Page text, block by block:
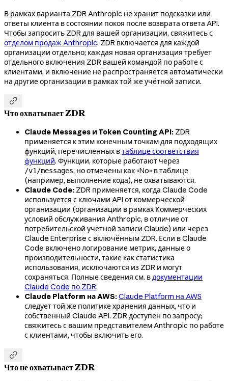
В рамках варианта ZDR Anthropic не хранит подсказки или
ответы клиента в состоянии покоя после возврата ответа API.
Чтобы запросить ZDR для вашей организации, свяжитесь с
отделом продаж Anthropic. ZDR включается для каждой
организации отдельно; каждая новая организация требует
отдельного включения ZDR вашей командой по работе с
клиентами, и включение не распространяется автоматически
на другие организации в рамках той же учётной записи.

Что охватывает ZDR
Claude Messages и Token Counting API: ZDR
применяется к этим конечным точкам для подходящих
функций, перечисленных втаблице соответствия
функций. Функции, которые работают через
/v1/messages, но отмечены как «No» в таблице
(например, выполнение кода), не охватываются.
Claude Code: ZDR применяется, когда Claude Code
используется с ключами API от коммерческой
организации (организации в рамках Коммерческих
условий обслуживания Anthropic, в отличие от
потребительской учётной записи Claude) или через
Claude Enterprise с включённым ZDR. Если в Claude
Code включено логирование метрик, данные о
производительности, такие как статистика
использования, исключаются из ZDR и могут
сохраняться. Полные сведения см. вдокументации
Claude Code по ZDR.
Claude Platform на AWS:Claude Platform на AWS
следует той же политике хранения данных, что и
собственный Claude API. ZDR доступен по запросу;
свяжитесь с вашим представителем Anthropic по работе
с клиентами, чтобы включить его.

Что не охватывает ZDR